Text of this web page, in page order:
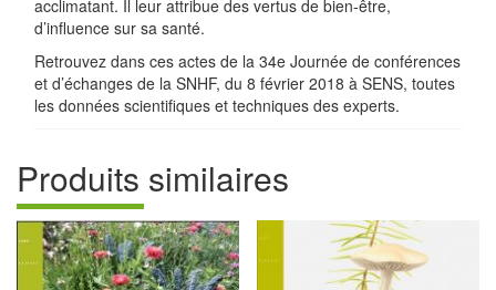
acclimatant. Il leur attribue des vertus de bien-être,
d’influence sur sa santé.
Retrouvez dans ces actes de la 34e Journée de conférences
et d’échanges de la SNHF, du 8 février 2018 à SENS, toutes
les données scientifiques et techniques des experts.
Produits similaires